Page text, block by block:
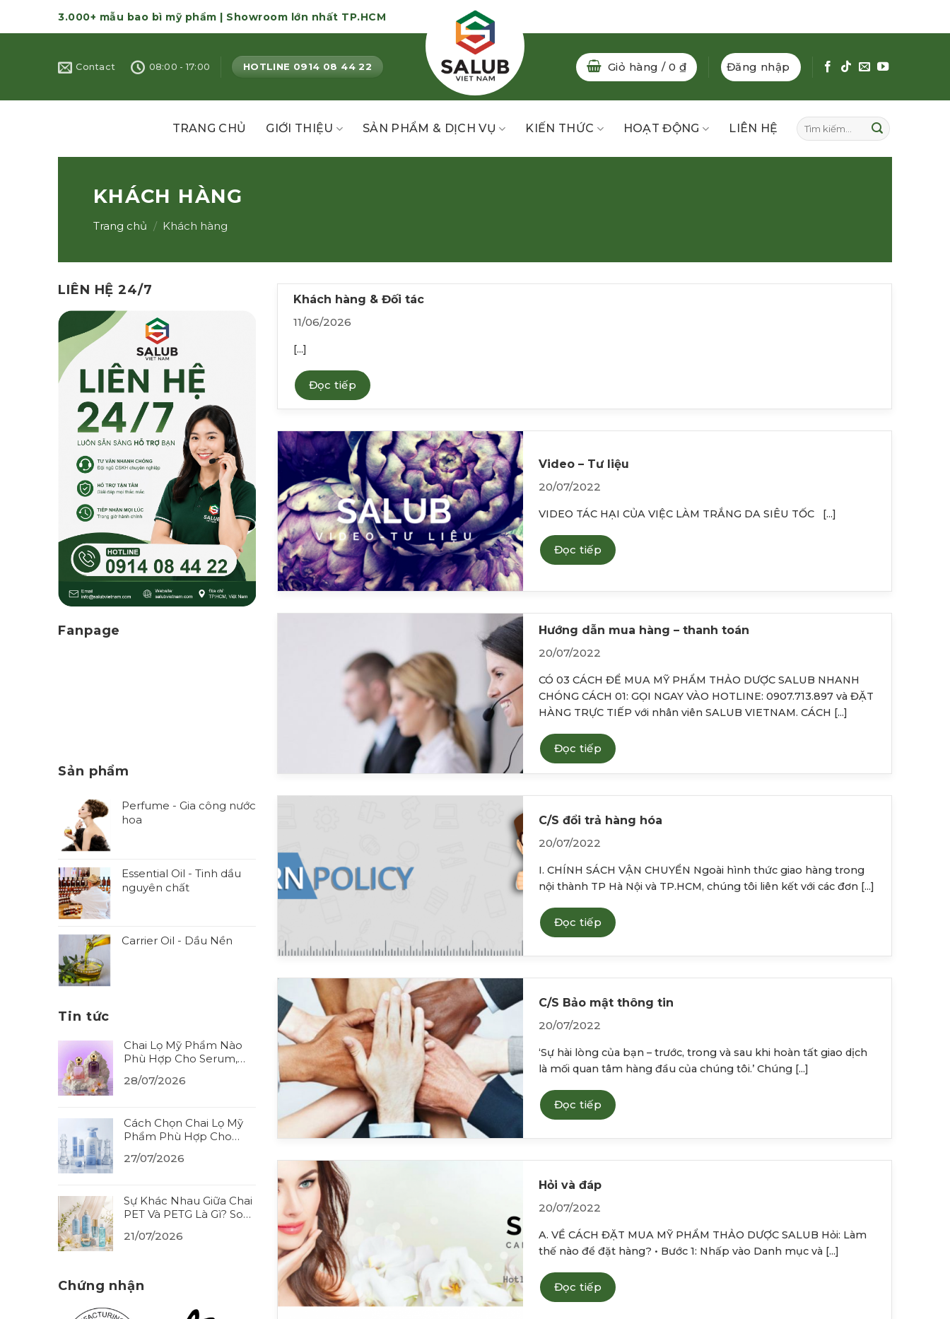
3.000+ mẫu bao bì mỹ phẩm | Showroom lớn nhất TP.HCM
Contact 08:00 - 17:00 HOTLINE 0914 08 44 22 Giỏ hàng / 0 ₫ Đăng nhập
TRANG CHỦ GIỚI THIỆU SẢN PHẨM & DỊCH VỤ KIẾN THỨC HOẠT ĐỘNG LIÊN HỆ
Tìm
kiếm:
KHÁCH HÀNG
Trang chủ / Khách hàng
LIÊN HỆ 24/7
Fanpage
Sản phẩm
Perfume - Gia công nước
hoa
Essential Oil - Tinh dầu
nguyên chất
Carrier Oil - Dầu Nền
Tin tức
Chai Lọ Mỹ Phẩm Nào
Phù Hợp Cho Serum,
Đúng Chất Liệu (2026)
28/07/2026
Cách Chọn Chai Lọ Mỹ
Phẩm Phù Hợp Cho
(2026)
27/07/2026
Sự Khác Nhau Giữa Chai
PET Và PETG Là Gì? So
(2026)
21/07/2026
Chứng nhận
Khách hàng & Đối tác
11/06/2026
[...]
Đọc tiếp
Video – Tư liệu
20/07/2022
VIDEO TÁC HẠI CỦA VIỆC LÀM TRẮNG DA SIÊU TỐC [...]
Đọc tiếp
Hướng dẫn mua hàng – thanh toán
20/07/2022
CÓ 03 CÁCH ĐỂ MUA MỸ PHẨM THẢO DƯỢC SALUB NHANH
CHÓNG CÁCH 01: GỌI NGAY VÀO HOTLINE: 0907.713.897 và ĐẶT
HÀNG TRỰC TIẾP với nhân viên SALUB VIETNAM. CÁCH [...]
Đọc tiếp
C/S đổi trả hàng hóa
20/07/2022
I. CHÍNH SÁCH VẬN CHUYỂN Ngoài hình thức giao hàng trong
nội thành TP Hà Nội và TP.HCM, chúng tôi liên kết với các đơn [...]
Đọc tiếp
C/S Bảo mật thông tin
20/07/2022
‘Sự hài lòng của bạn – trước, trong và sau khi hoàn tất giao dịch
là mối quan tâm hàng đầu của chúng tôi.’ Chúng [...]
Đọc tiếp
Hỏi và đáp
20/07/2022
A. VỀ CÁCH ĐẶT MUA MỸ PHẨM THẢO DƯỢC SALUB Hỏi: Làm
thế nào để đặt hàng? • Bước 1: Nhấp vào Danh mục và [...]
Đọc tiếp